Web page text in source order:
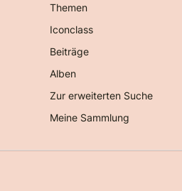
Themen
Iconclass
Beiträge
Alben
Zur erweiterten Suche
Meine Sammlung